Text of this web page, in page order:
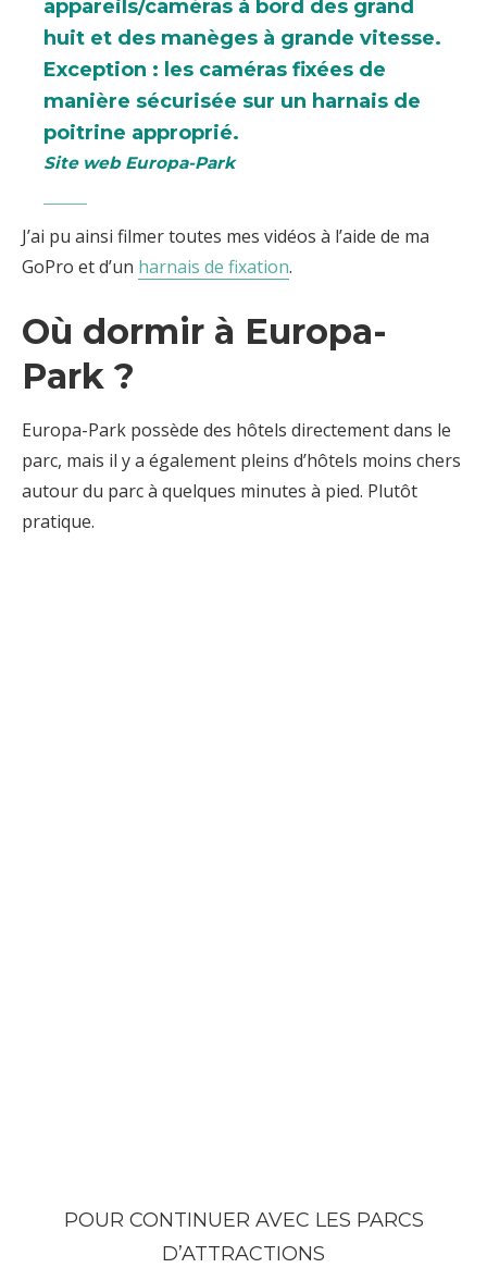
appareils/caméras à bord des grand
huit et des manèges à grande vitesse.
Exception : les caméras fixées de
manière sécurisée sur un harnais de
poitrine approprié.
Site web Europa-Park
J’ai pu ainsi filmer toutes mes vidéos à l’aide de ma
GoPro et d’un harnais de fixation.
Où dormir à Europa-
Park ?
Europa-Park possède des hôtels directement dans le
parc, mais il y a également pleins d’hôtels moins chers
autour du parc à quelques minutes à pied. Plutôt
pratique.
POUR CONTINUER AVEC LES PARCS
D’ATTRACTIONS